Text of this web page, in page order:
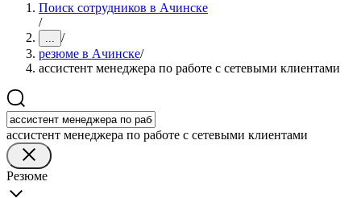
Поиск сотрудников в Ачинске
/
... /
резюме в Ачинске/
ассистент менеджера по работе с сетевыми клиентами
ассистент менеджера по работе с сетевыми клиентами
Резюме